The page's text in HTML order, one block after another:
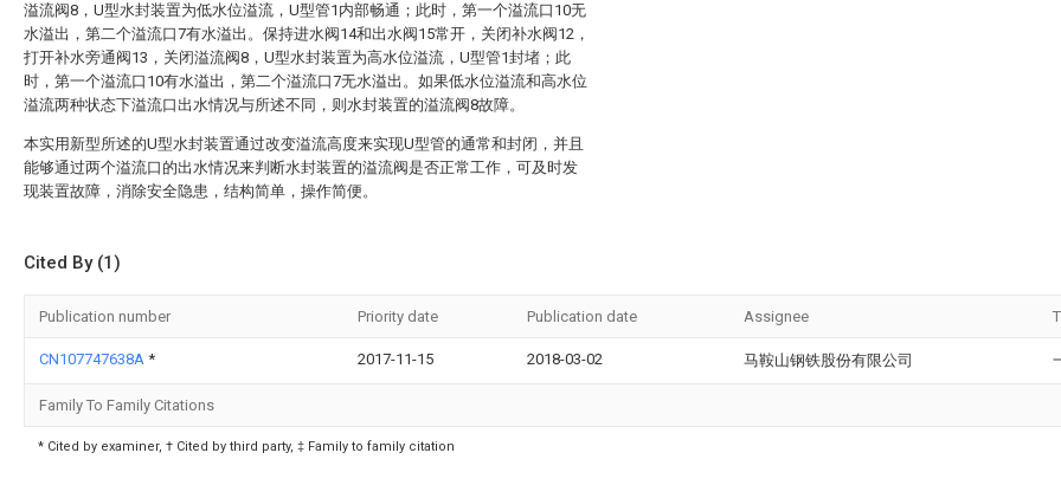
溢流阀8，U型水封装置为低水位溢流，U型管1内部畅通；此时，第一个溢流口10无
水溢出，第二个溢流口7有水溢出。保持进水阀14和出水阀15常开，关闭补水阀12，
打开补水旁通阀13，关闭溢流阀8，U型水封装置为高水位溢流，U型管1封堵；此
时，第一个溢流口10有水溢出，第二个溢流口7无水溢出。如果低水位溢流和高水位
溢流两种状态下溢流口出水情况与所述不同，则水封装置的溢流阀8故障。
本实用新型所述的U型水封装置通过改变溢流高度来实现U型管的通常和封闭，并且
能够通过两个溢流口的出水情况来判断水封装置的溢流阀是否正常工作，可及时发
现装置故障，消除安全隐患，结构简单，操作简便。
Cited By (1)
Publication number Priority date Publication date Assignee
CN107747638A * 2017-11-15 2018-03-02 马鞍山钢铁股份有限公司
Family To Family Citations
* Cited by examiner, † Cited by third party, ‡ Family to family citation